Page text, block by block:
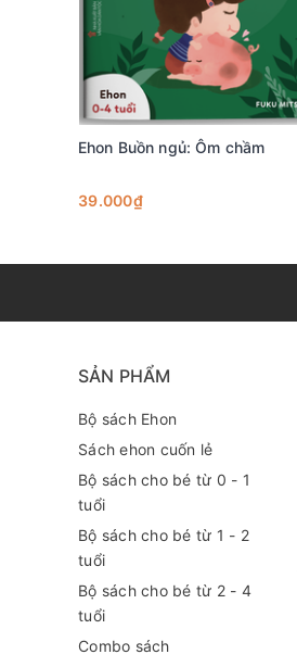
Ehon Buồn ngủ: Ôm chầm
39.000₫
SẢN PHẨM
Bộ sách Ehon
Sách ehon cuốn lẻ
Bộ sách cho bé từ 0 - 1
tuổi
Bộ sách cho bé từ 1 - 2
tuổi
Bộ sách cho bé từ 2 - 4
tuổi
Combo sách